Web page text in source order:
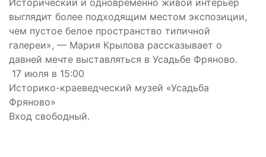
Исторический и одновременно живой интерьер
выглядит более подходящим местом экспозиции,
чем пустое белое пространство типичной
галереи», — Мария Крылова рассказывает о
давней мечте выставляться в Усадьбе Фряново.
17 июля в 15:00
Историко-краеведческий музей «Усадьба
Фряново»
Вход свободный.